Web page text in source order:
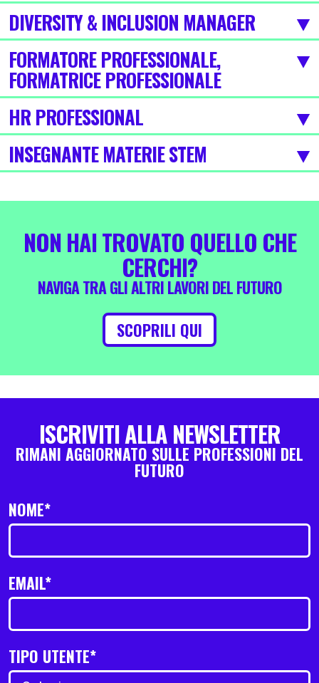
DIVERSITY & INCLUSION MANAGER
FORMATORE PROFESSIONALE,
FORMATRICE PROFESSIONALE
HR PROFESSIONAL
INSEGNANTE MATERIE STEM
NON HAI TROVATO QUELLO CHE
CERCHI?
NAVIGA TRA GLI ALTRI LAVORI DEL FUTURO
SCOPRILI QUI
ISCRIVITI ALLA NEWSLETTER
RIMANI AGGIORNATO SULLE PROFESSIONI DEL
FUTURO
NOME*
EMAIL*
TIPO UTENTE*